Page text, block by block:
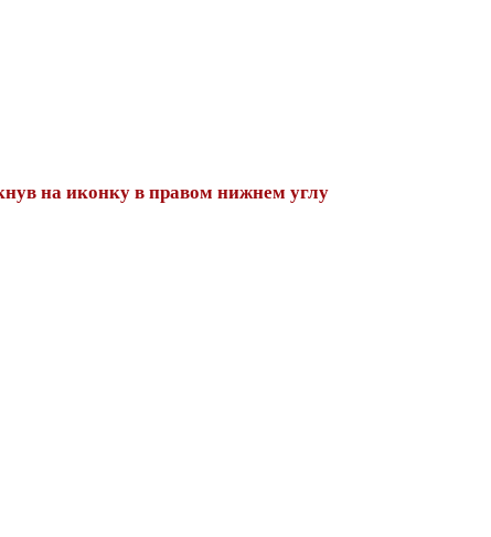
на иконку в правом нижнем углу